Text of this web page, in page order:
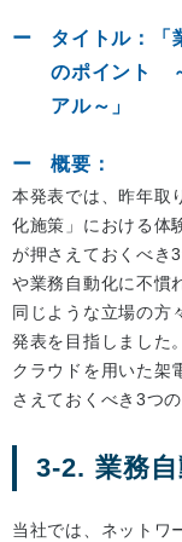
タイトル：「
のポイント
アル～」
概要：
本発表では、昨年取
化施策」における体
が押さえておくべき
や業務自動化に不慣
同じような立場の方
発表を目指しました。
クラウドを用いた架
さえておくべき3つ
3-2. 業務
当社では、ネットワ